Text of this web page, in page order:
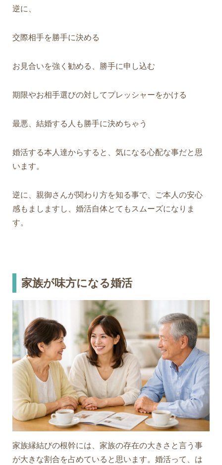
逆に、
交際相手を勝手に決める
お見合いを強く勧める、勝手に申し込む
期限やお相手選びの対してプレッシャーをかける
最悪、結婚する人も勝手に決めちゃう
婚活する本人達からすると、気になる心配な事だと思
います。
逆に、親御さんが関わり方を知る事で、ご本人の安心
感もましますし、婚活自体とてもスムーズになりま
す。
家族が味方になる婚活
家族縁結びの根幹には 、家族の存在の大きさと言う事
が大きな割合を占めていると思います。 婚活って、は